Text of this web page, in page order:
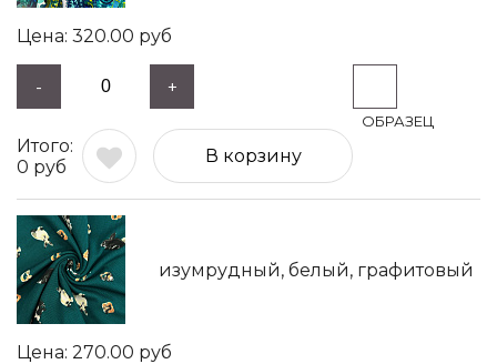
320.00 руб
- +
0 руб
В корзину
изумрудный, белый, графитовый
270.00 руб